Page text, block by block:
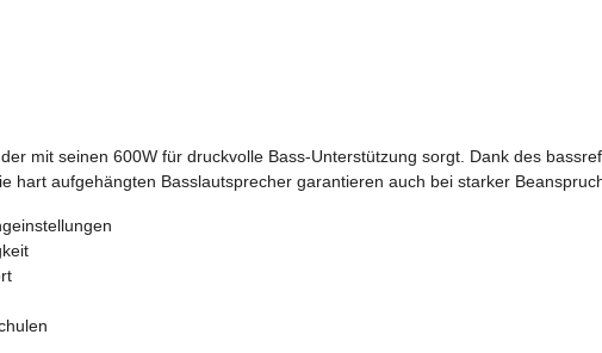
mit seinen 600W für druckvolle Bass-Unterstützung sorgt. Dank des
hart aufgehängten Basslautsprecher garantieren auch bei starker